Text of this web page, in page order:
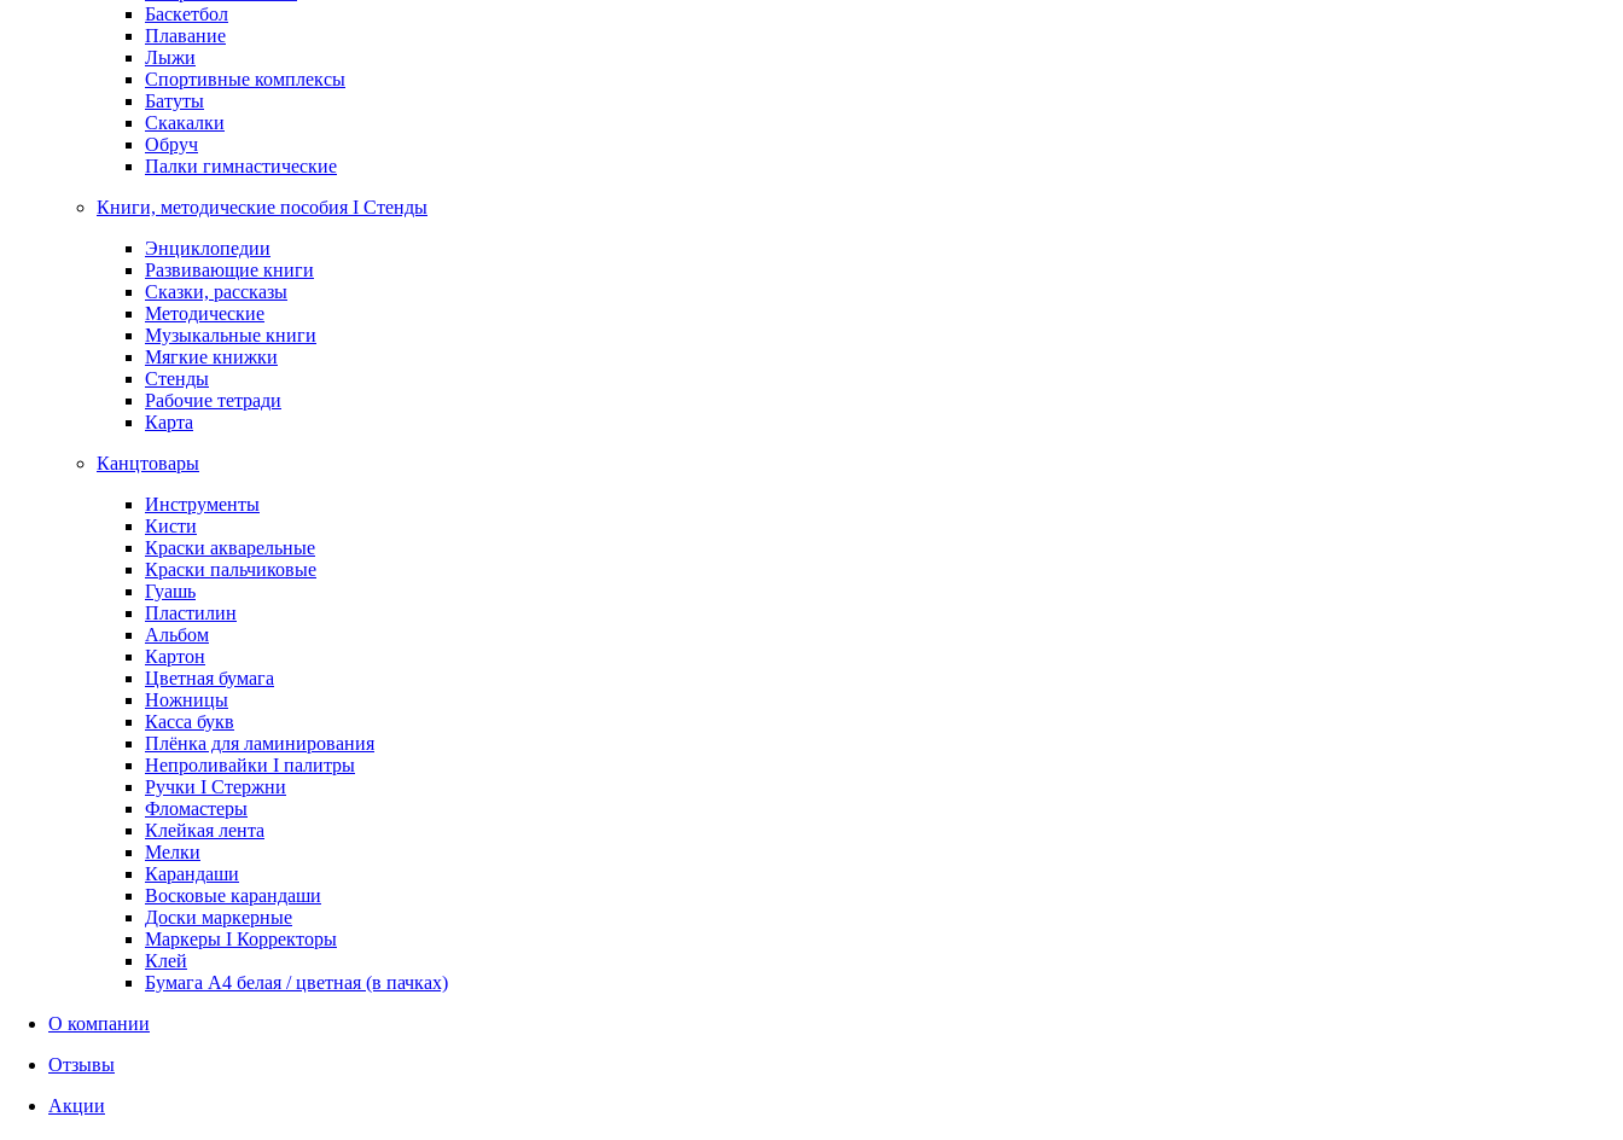
Баскетбол
Плавание
Лыжи
Спортивные комплексы
Батуты
Скакалки
Обруч
Палки гимнастические
Книги, методические пособия I Стенды
Энциклопедии
Развивающие книги
Сказки, рассказы
Методические
Музыкальные книги
Мягкие книжки
Стенды
Рабочие тетради
Карта
Канцтовары
Инструменты
Кисти
Краски акварельные
Краски пальчиковые
Гуашь
Пластилин
Альбом
Картон
Цветная бумага
Ножницы
Касса букв
Плёнка для ламинирования
Непроливайки I палитры
Ручки I Стержни
Фломастеры
Клейкая лента
Мелки
Карандаши
Восковые карандаши
Доски маркерные
Маркеры I Корректоры
Клей
Бумага А4 белая / цветная (в пачках)
О компании
Отзывы
Акции